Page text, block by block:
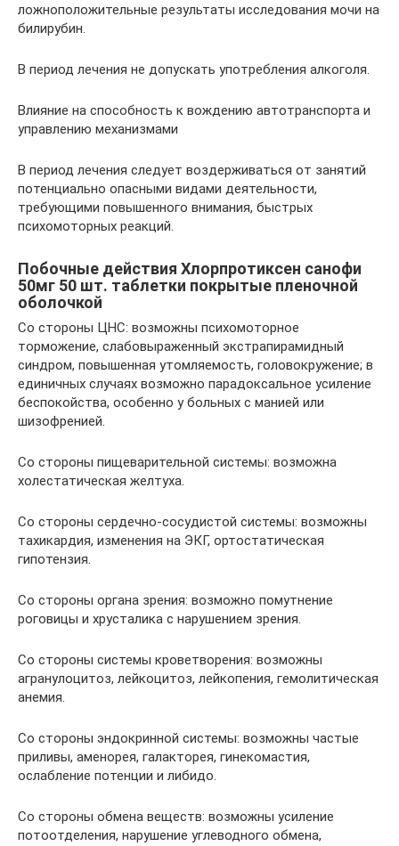
ложноположительные результаты исследования мочи на
билирубин.
В период лечения не допускать употребления алкоголя.
Влияние на способность к вождению автотранспорта и
управлению механизмами
В период лечения следует воздерживаться от занятий
потенциально опасными видами деятельности,
требующими повышенного внимания, быстрых
психомоторных реакций.
Побочные действия Хлорпротиксен санофи
50мг 50 шт. таблетки покрытые пленочной
оболочкой
Со стороны ЦНС: возможны психомоторное
торможение, слабовыраженный экстрапирамидный
синдром, повышенная утомляемость, головокружение; в
единичных случаях возможно парадоксальное усиление
беспокойства, особенно у больных с манией или
шизофренией.
Со стороны пищеварительной системы: возможна
холестатическая желтуха.
Со стороны сердечно-сосудистой системы: возможны
тахикардия, изменения на ЭКГ, ортостатическая
гипотензия.
Со стороны органа зрения: возможно помутнение
роговицы и хрусталика с нарушением зрения.
Со стороны системы кроветворения: возможны
агранулоцитоз, лейкоцитоз, лейкопения, гемолитическая
анемия.
Со стороны эндокринной системы: возможны частые
приливы, аменорея, галакторея, гинекомастия,
ослабление потенции и либидо.
Со стороны обмена веществ: возможны усиление
потоотделения, нарушение углеводного обмена,